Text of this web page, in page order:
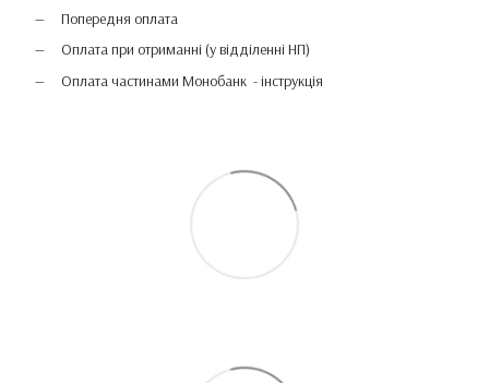
Попередня оплата
Оплата при отриманні (у відділенні НП)
Оплата частинами Монобанк - інструкція